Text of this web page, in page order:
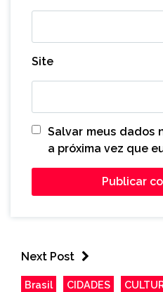
Site
Salvar meus dados
a próxima vez que
Next Post
Brasil CIDADES